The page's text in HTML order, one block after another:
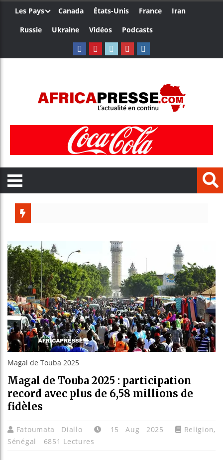
Les Pays Canada États-Unis France
Iran
Russie
Ukraine Vidéos Podcasts
Aliko
Magal de Touba 2025
Magal de Touba 2025 : participation
record avec plus de 6,58 millions de
fidèles
Fatoumata Diallo 15 Aug 2025 Religion,
Sénégal
6851 Lectures